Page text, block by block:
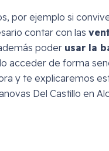
por ejemplo si
contar con las
poder usar la
acceder de forma
y te explicaremos
Del Castillo en